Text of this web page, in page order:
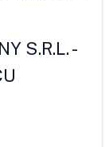
S.R.L.-